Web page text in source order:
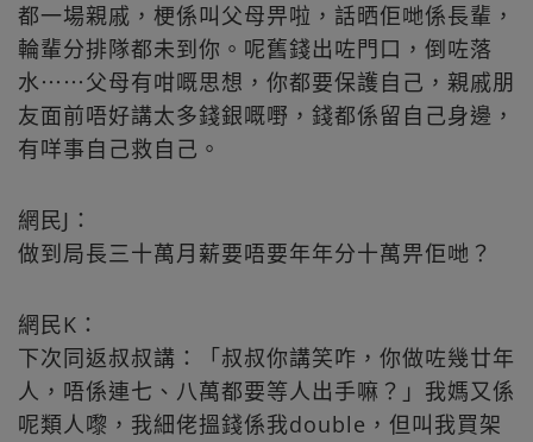
都一場親戚，梗係叫父母畀啦，話晒佢哋係長輩，
輪輩分排隊都未到你。呢舊錢出咗門口，倒咗落
水⋯⋯父母有咁嘅思想，你都要保護自己，親戚朋
友面前唔好講太多錢銀嘅嘢，錢都係留自己身邊，
有咩事自己救自己。
網民J：
做到局長三十萬月薪要唔要年年分十萬畀佢哋？
網民K：
下次同返叔叔講：「叔叔你講笑咋，你做咗幾廿年
人，唔係連七、八萬都要等人出手嘛？」我媽又係
呢類人嚟，我細佬搵錢係我double，但叫我買架